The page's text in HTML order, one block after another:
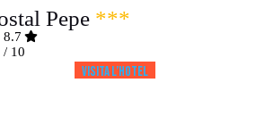
Pepe ***
8.7
/ 10
Visita l’HOTEL